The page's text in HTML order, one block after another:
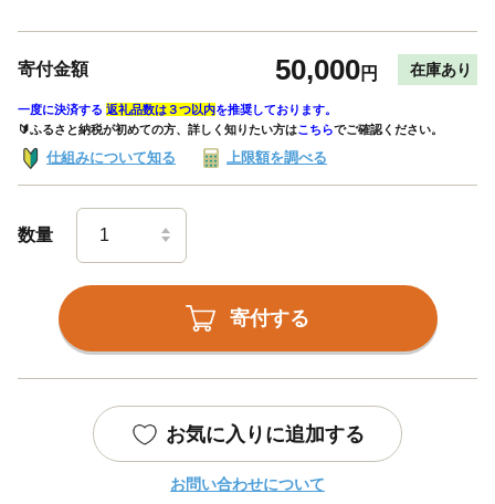
寄付金額 50,000円 在庫あり
一度に決済する 返礼品数は３つ以内を推奨しております。
🔰ふるさと納税が初めての方、詳しく知りたい方はこちらでご確認ください。
仕組みについて知る 上限額を調べる
数量
寄付する
お気に入りに追加する
お問い合わせについて